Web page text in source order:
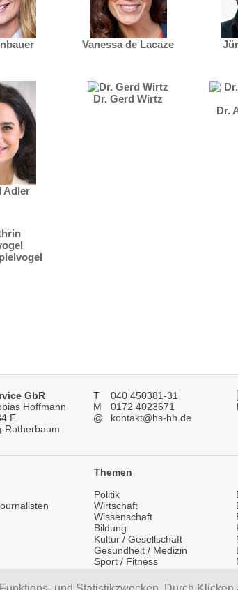
Vanessa de Lacaze
Adler
Dr. Gerd Wirtz
Dr.
GbR
Hoffmann
F
Rotherbaum
T
040 450381-31
M
0172 4023671
@
kontakt@hs-hh.de
Themen
Politik
Wirtschaft
Wissenschaft
Bildung
Kultur / Gesellschaft
Gesundheit / Medizin
Sport / Fitness
Tourismus / Reisen